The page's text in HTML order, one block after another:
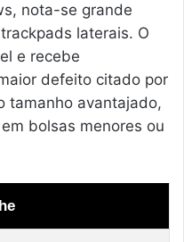
nota-se grande
laterais. O
e recebe
defeito citado por
tamanho avantajado,
bolsas menores ou